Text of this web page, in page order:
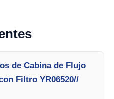
de Cabina de Flujo
Filtro YR06520//